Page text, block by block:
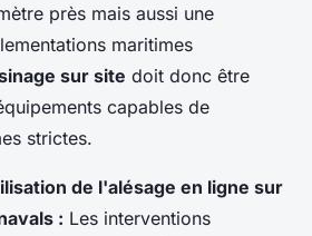
près mais aussi une
maritimes
sur site doit donc être
capables de
strictes.
de l'alésage en ligne sur
: Les interventions